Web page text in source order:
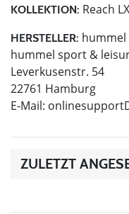
KOLLEKTION: Reach LX
HERSTELLER: hummel
hummel sport &
Leverkusenstr. 54
22761 Hamburg
E-Mail:
ZULETZT